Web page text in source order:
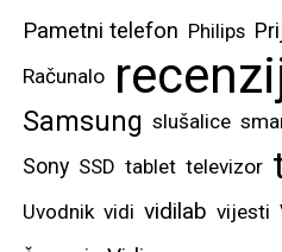
Pametni telefon Philips
Računalo
Samsung slušalice
Sony SSD tablet televizor
Uvodnik vidi vidilab vijesti